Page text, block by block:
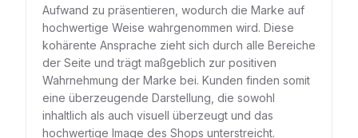
Aufwand zu präsentieren, wodurch die Marke auf
hochwertige Weise wahrgenommen wird. Diese
kohärente Ansprache zieht sich durch alle Bereiche
der Seite und trägt maßgeblich zur positiven
Wahrnehmung der Marke bei. Kunden finden somit
eine überzeugende Darstellung, die sowohl
inhaltlich als auch visuell überzeugt und das
hochwertige Image des Shops unterstreicht.